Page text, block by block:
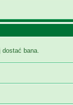
dostać bana.